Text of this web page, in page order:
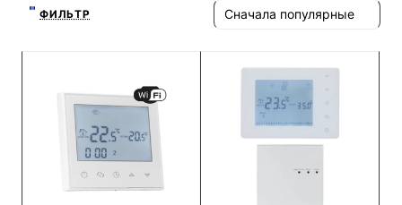
Заказать звонок
ФИЛЬТР Сначала популярные